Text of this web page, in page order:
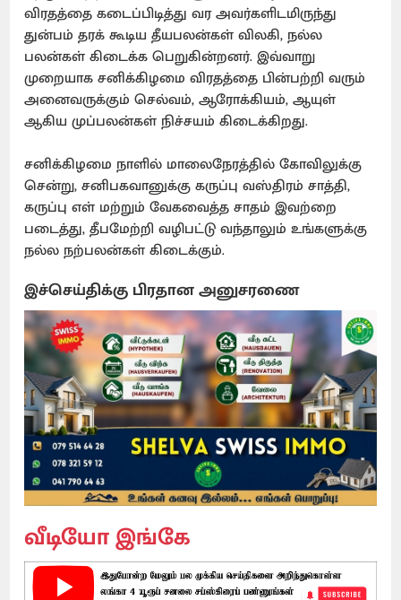
விரதத்தை கடைப்பிடித்து வர அவர்களிடமிருந்து
துன்பம் தரக் கூடிய தீயபலன்கள் விலகி, நல்ல
பலன்கள் கிடைக்க பெறுகின்றனர். இவ்வாறு
முறையாக சனிக்கிழமை விரதத்தை பின்பற்றி வரும்
அனைவருக்கும் செல்வம், ஆரோக்கியம், ஆயுள்
ஆகிய முப்பலன்கள் நிச்சயம் கிடைக்கிறது.
சனிக்கிழமை நாளில் மாலைநேரத்தில் கோவிலுக்கு
சென்று, சனிபகவானுக்கு கருப்பு வஸ்திரம் சாத்தி,
கருப்பு எள் மற்றும் வேகவைத்த சாதம் இவற்றை
படைத்து, தீபமேற்றி வழிபட்டு வந்தாலும் உங்களுக்கு
நல்ல நற்பலன்கள் கிடைக்கும்.
இச்செய்திக்கு பிரதான அனுசரணை
வீடியோ இங்கே